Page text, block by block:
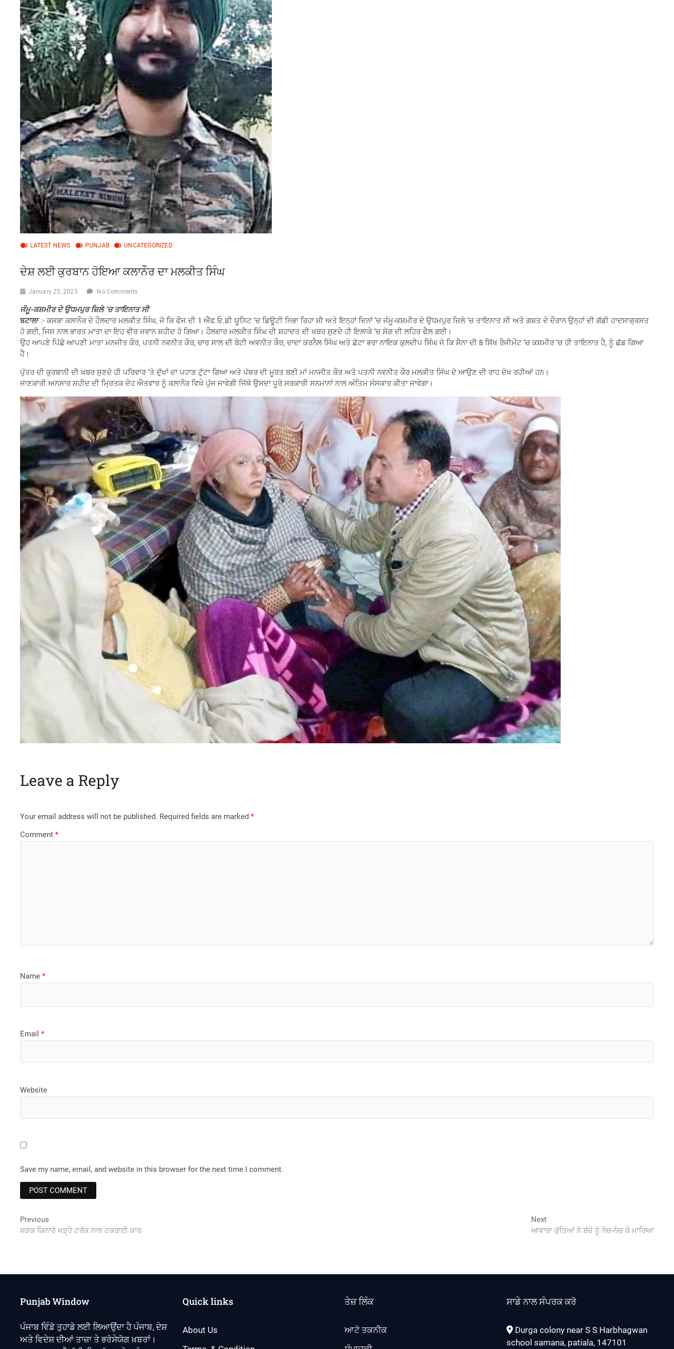
LATEST NEWS PUNJAB UNCATEGORIZED
ਦੇਸ਼ ਲਈ ਕੁਰਬਾਨ ਹੋਇਆ ਕਲਾਨੌਰ ਦਾ ਮਲਕੀਤ ਸਿੰਘ
January 25, 2025 No Comments
ਜੰਮੂ-ਕਸ਼ਮੀਰ ਦੇ ਉਧਮਪੁਰ ਜ਼ਿਲੇ ‘ਚ ਤਾਇਨਾਤ ਸੀ
ਬਟਾਲਾ:- ਕਸਬਾ ਕਲਾਨੌਰ ਦੇ ਹੌਲਦਾਰ ਮਲਕੀਤ ਸਿੰਘ, ਜੋ ਕਿ ਫੌਜ ਦੀ 1 ਐੱਫ.ਓ.ਡੀ ਯੂਨਿਟ ‘ਚ ਡਿਊਟੀ ਨਿਭਾ ਰਿਹਾ ਸੀ ਅਤੇ ਇਨ੍ਹਾਂ ਦਿਨਾਂ ’ਚ ਜੰਮੂ-ਕਸ਼ਮੀਰ ਦੇ ਉਧਮਪੁਰ ਜ਼ਿਲੇ ‘ਚ ਤਾਇਨਾਤ ਸੀ ਅਤੇ ਗਸ਼ਤ ਦੇ ਦੌਰਾਨ ਉਨ੍ਹਾਂ ਦੀ ਗੱਡੀ ਹਾਦਸਾਗ੍ਰਸਤ
ਹੋ ਗਈ, ਜਿਸ ਨਾਲ ਭਾਰਤ ਮਾਤਾ ਦਾ ਇਹ ਵੀਰ ਜਵਾਨ ਸ਼ਹੀਦ ਹੋ ਗਿਆ। ਹੌਲਦਾਰ ਮਲਕੀਤ ਸਿੰਘ ਦੀ ਸ਼ਹਾਦਤ ਦੀ ਖ਼ਬਰ ਸੁਣਦੇ ਹੀ ਇਲਾਕੇ ‘ਚ ਸੋਗ ਦੀ ਲਹਿਰ ਫੈਲ ਗਈ।
ਉਹ ਆਪਣੇ ਪਿੱਛੇ ਆਪਣੀ ਮਾਤਾ ਮਨਜੀਤ ਕੌਰ, ਪਤਨੀ ਨਵਨੀਤ ਕੌਰ, ਚਾਰ ਸਾਲ ਦੀ ਬੇਟੀ ਅਵਨੀਤ ਕੌਰ, ਦਾਦਾ ਕਰਨੈਲ ਸਿੰਘ ਅਤੇ ਛੋਟਾ ਭਰਾ ਨਾਇਕ ਕੁਲਦੀਪ ਸਿੰਘ ਜੋ ਕਿ ਸੈਨਾ ਦੀ 8 ਸਿੱਖ ਰੈਜੀਮੇਂਟ ‘ਚ ਕਸ਼ਮੀਰ ‘ਚ ਹੀ ਤਾਇਨਾਤ ਹੈ, ਨੂੰ ਛੱਡ ਗਿਆ
ਹੈ।
ਪੁੱਤਰ ਦੀ ਕੁਰਬਾਨੀ ਦੀ ਖ਼ਬਰ ਸੁਣਦੇ ਹੀ ਪਰਿਵਾਰ ‘ਤੇ ਦੁੱਖਾਂ ਦਾ ਪਹਾੜ ਟੁੱਟਾ ਗਿਆ ਅਤੇ ਪੱਥਰ ਦੀ ਮੂਰਤ ਬਣੀ ਮਾਂ ਮਨਜੀਤ ਕੌਰ ਅਤੇ ਪਤਨੀ ਨਵਨੀਤ ਕੌਰ ਮਲਕੀਤ ਸਿੰਘ ਦੇ ਆਉਣ ਦੀ ਰਾਹ ਦੇਖ ਰਹੀਆਂ ਹਨ।
ਜਾਣਕਾਰੀ ਅਨਸਾਰ ਸ਼ਹੀਦ ਦੀ ਮ੍ਰਿਤਕ ਦੇਹ ਐਤਵਾਰ ਨੂੰ ਕਲਾਨੌਰ ਵਿਖੇ ਪੁੱਜ ਜਾਵੇਗੀ ਜਿੱਥੇ ਉਸਦਾ ਪੂਰੇ ਸਰਕਾਰੀ ਸਨਮਾਨਾਂ ਨਾਲ ਅੰਤਿਮ ਸੰਸਕਾਰ ਕੀਤਾ ਜਾਵੇਗਾ।
Leave a Reply
Your email address will not be published. Required fields are marked*
Comment*
Name*
Email*
Website
Save my name, email, and website in this browser for the next time I comment.
Post
navigation
Previous
post:
ਸੜਕ ਕਿਨਾਰੇ ਖੜ੍ਹੇ ਟਰੱਕ ਨਾਲ ਟਕਰਾਈ ਕਾਰ
NextNext
post:
ਆਵਾਰਾ ਕੁੱਤਿਆਂ ਨੇ ਬੱਚੇ ਨੂੰ ਨੋਚ-ਨੋਚ ਕੇ ਮਾਰਿਆ
Punjab Window
ਪੰਜਾਬ ਵਿੰਡੋ ਤੁਹਾਡੇ ਲਈ ਲਿਆਉਂਦਾ ਹੈ ਪੰਜਾਬ, ਦੇਸ਼
ਅਤੇ ਵਿਦੇਸ਼ ਦੀਆਂ ਤਾਜ਼ਾ ਤੇ ਭਰੋਸੇਯੋਗ ਖ਼ਬਰਾਂ।
Quick links
About Us
ਤੇਜ਼ ਲਿੰਕ
ਆਟੋ ਤਕਨੀਕ
ਸਾਡੇ ਨਾਲ ਸੰਪਰਕ ਕਰੋ
Durga colony near S S Harbhagwan
school samana, patiala, 147101